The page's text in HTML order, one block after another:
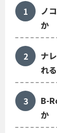
ノ
か
ナ
れ
B-
か